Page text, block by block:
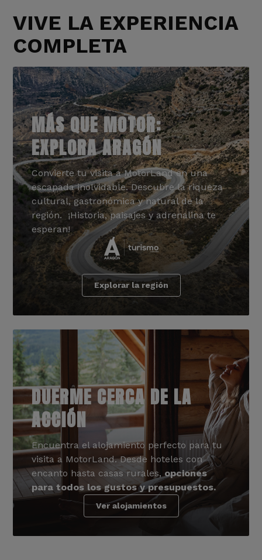
VIVE LA EXPERIENCIA
COMPLETA
MÁS QUE MOTOR:
EXPLORA ARAGÓN
Convierte tu visita a MotorLand en una
escapada inolvidable. Descubre la riqueza
cultural, gastronómica y natural de la
región. ¡Historia, paisajes y adrenalina te
esperan!
Explorar la región
DUERME CERCA DE LA
ACCIÓN
Encuentra el alojamiento perfecto para tu
visita a MotorLand. Desde hoteles con
encanto hasta casas rurales, opciones
para todos los gustos y presupuestos.
Ver alojamientos